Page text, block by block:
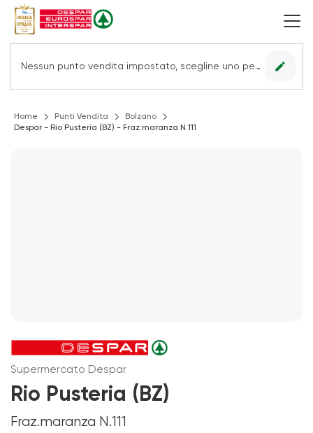
Nessun punto vendita impostato, scegline uno per vedere le offerte. edit
Home Punti Vendita
Bolzano
Despar - Rio Pusteria (BZ) - Fraz.maranza N.111
Supermercato Despar
Rio Pusteria (BZ)
Fraz.maranza N.111